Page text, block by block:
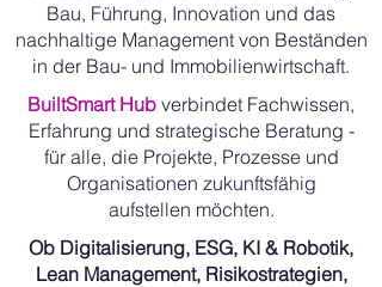
Bau, Führung, Innovation und das
nachhaltige Management von Beständen
in der Bau- und Immobilienwirtschaft.
BuiltSmart Hub verbindet Fachwissen,
Erfahrung und strategische Beratung -
für alle, die Projekte, Prozesse und
Organisationen zukunftsfähig
aufstellen möchten.
Ob Digitalisierung, ESG, KI & Robotik,
Lean Management, Risikostrategien,